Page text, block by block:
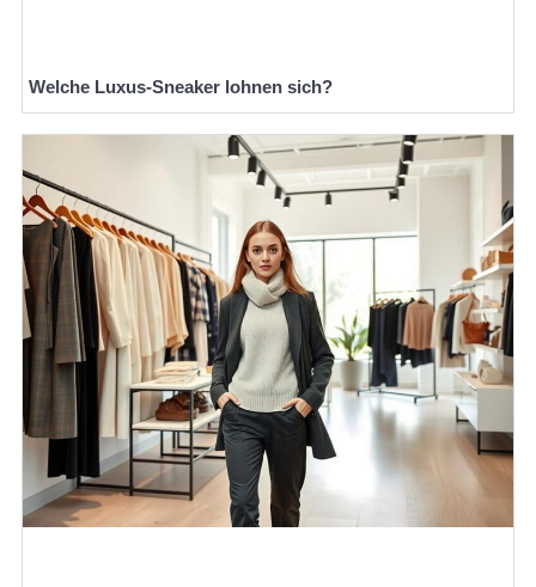
Welche Luxus-Sneaker lohnen sich?